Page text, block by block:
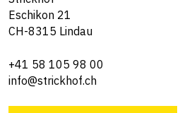
Eschikon 21
CH-8315 Lindau
+41 58 105 98 00
info@strickhof.ch